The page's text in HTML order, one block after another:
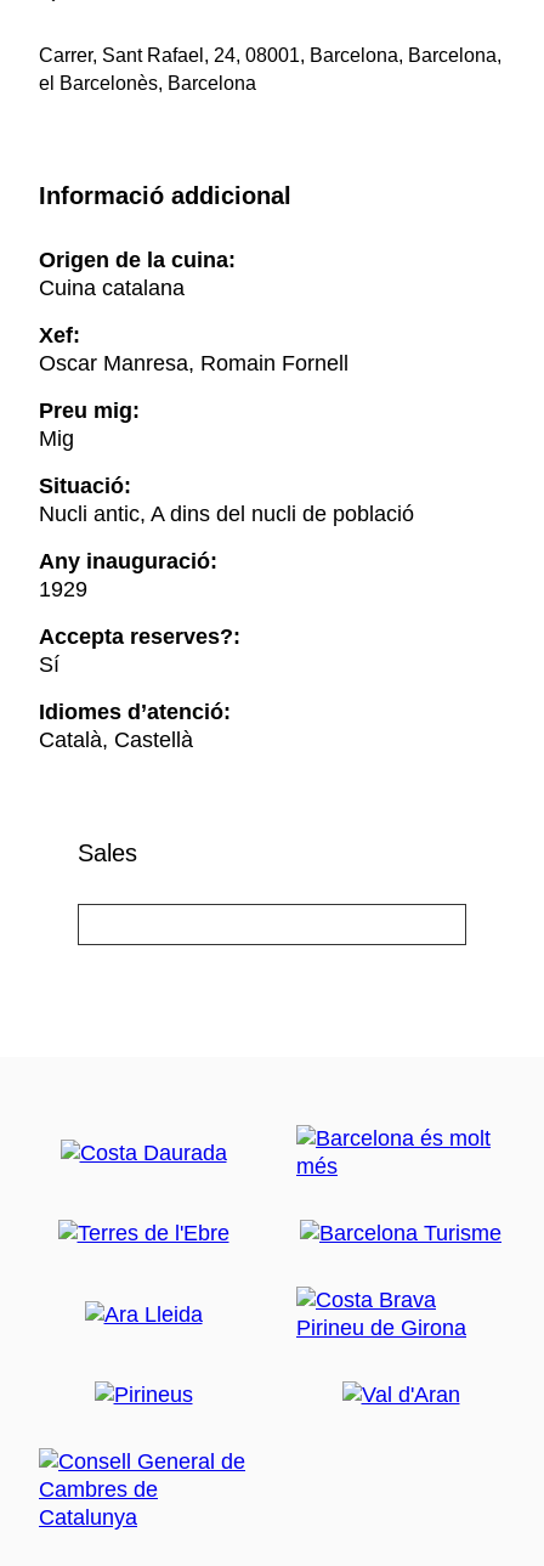
Carrer, Sant Rafael, 24, 08001, Barcelona, Barcelona,
el Barcelonès, Barcelona
Informació addicional
Origen de la cuina:
Cuina catalana
Xef:
Oscar Manresa, Romain Fornell
Preu mig:
Mig
Situació:
Nucli antic, A dins del nucli de població
Any inauguració:
1929
Accepta reserves?:
Sí
Idiomes d’atenció:
Català, Castellà
Sales